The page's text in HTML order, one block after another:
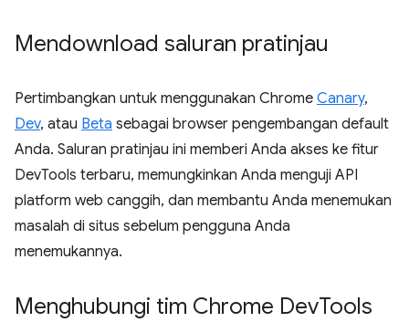
Mendownload saluran pratinjau
Pertimbangkan untuk menggunakan Chrome Canary,
Dev, atau Beta sebagai browser pengembangan default
Anda. Saluran pratinjau ini memberi Anda akses ke fitur
DevTools terbaru, memungkinkan Anda menguji API
platform web canggih, dan membantu Anda menemukan
masalah di situs sebelum pengguna Anda
menemukannya.
Menghubungi tim Chrome DevTools